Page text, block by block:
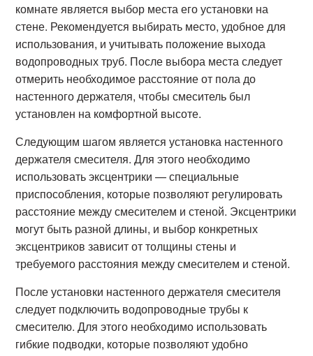
комнате является выбор места его установки на
стене. Рекомендуется выбирать место, удобное для
использования, и учитывать положение выхода
водопроводных труб. После выбора места следует
отмерить необходимое расстояние от пола до
настенного держателя, чтобы смеситель был
установлен на комфортной высоте.
Следующим шагом является установка настенного
держателя смесителя. Для этого необходимо
использовать эксцентрики — специальные
приспособления, которые позволяют регулировать
расстояние между смесителем и стеной. Эксцентрики
могут быть разной длины, и выбор конкретных
эксцентриков зависит от толщины стены и
требуемого расстояния между смесителем и стеной.
После установки настенного держателя смесителя
следует подключить водопроводные трубы к
смесителю. Для этого необходимо использовать
гибкие подводки, которые позволяют удобно